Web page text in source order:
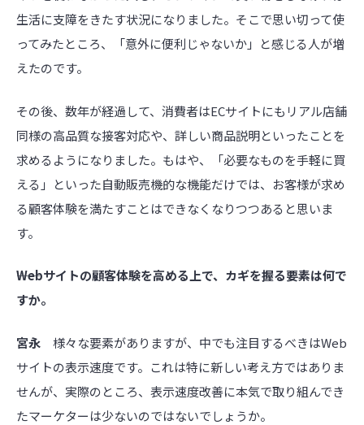
生活に支障をきたす状況になりました。そこで思い切って使
ってみたところ、「意外に便利じゃないか」と感じる人が増
えたのです。
その後、数年が経過して、消費者はECサイトにもリアル店舗
同様の高品質な接客対応や、詳しい商品説明といったことを
求めるようになりました。もはや、「必要なものを手軽に買
える」といった自動販売機的な機能だけでは、お客様が求め
る顧客体験を満たすことはできなくなりつつあると思いま
す。
――Webサイトの顧客体験を高める上で、カギを握る要素は何で
すか。
宮永 様々な要素がありますが、中でも注目するべきはWeb
サイトの表示速度です。これは特に新しい考え方ではありま
せんが、実際のところ、表示速度改善に本気で取り組んでき
たマーケターは少ないのではないでしょうか。